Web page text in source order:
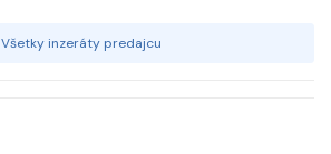
Všetky inzeráty predajcu